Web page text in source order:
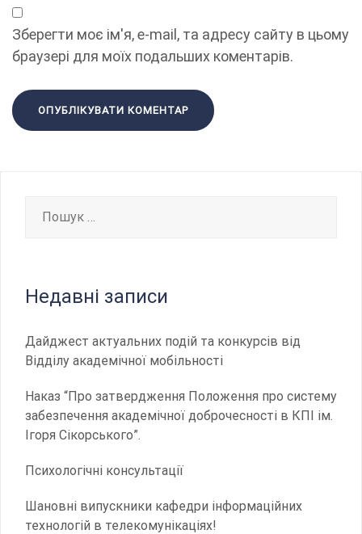
Зберегти моє ім'я, e-mail, та адресу сайту в цьому
браузері для моїх подальших коментарів.
Недавні записи
Дайджест актуальних подій та конкурсів від
Відділу академічної мобільності
Наказ “Про затвердження Положення про систему
забезпечення академічної доброчесності в КПІ ім.
Ігоря Сікорського”.
Психологічні консультації
Шановні випускники кафедри інформаційних
технологій в телекомунікаціях!